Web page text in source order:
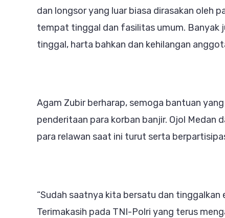
dan longsor yang luar biasa dirasakan oleh
tempat tinggal dan fasilitas umum. Banyak
tinggal, harta bahkan dan kehilangan
Agam Zubir berharap, semoga bantuan
penderitaan para korban banjir. Ojol Medan
para relawan saat ini turut serta
“Sudah saatnya kita bersatu dan
Terimakasih pada TNI-Polri yang terus